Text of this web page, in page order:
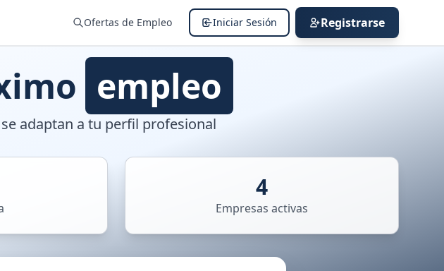
Ofertas de Empleo Iniciar Sesión Registrarse
empleo
adaptan a tu perfil profesional
4
Empresas activas